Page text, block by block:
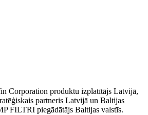
Corporation produktu izplatītājs Latvijā,
partneris Latvijā un Baltijas
FILTRI piegādātājs Baltijas valstīs.